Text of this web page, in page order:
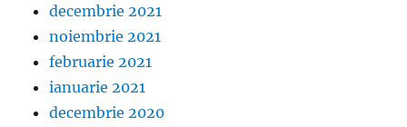
decembrie 2021
noiembrie 2021
februarie 2021
ianuarie 2021
decembrie 2020